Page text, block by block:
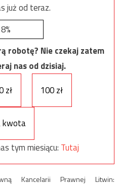
już od teraz.
8%
robotę? Nie czekaj zatem
nas od dzisiaj.
zł 100 zł
kwota
tym miesiącu: Tutaj
Kancelarii Prawnej Litwin: